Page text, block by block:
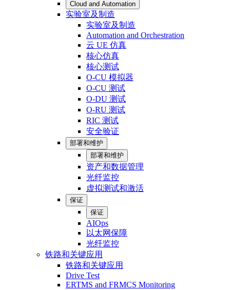
Cloud and Automation
实验室及制造
实验室及制造
Automation and Orchestration
云 UE 仿真
核心仿真
核心测试
O-CU 模拟器
O-CU 测试
O-DU 测试
O-RU 测试
RIC 测试
安全验证
部署和维护
部署和维护
资产和数据管理
光纤监控
虚拟测试和激活
保证
保证
AIOps
以太网保障
光纤监控
铁路和关键应用
铁路和关键应用
Drive Test
ERTMS and FRMCS Monitoring